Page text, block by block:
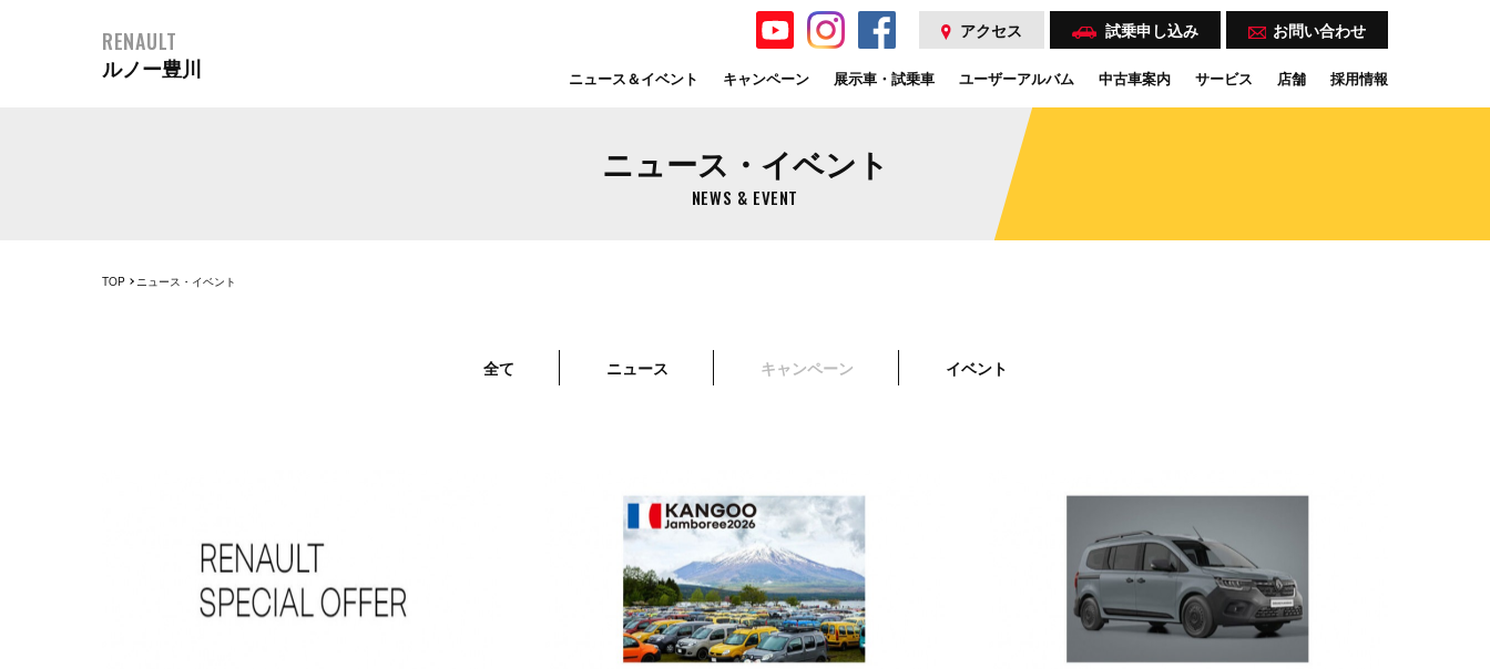
RENAULT
ルノー豊川
アクセス 試乗申し込み お問い合わせ
ニュース＆イベント キャンペーン 展示車・試乗車 ユーザーアルバム 中古車案内 サービス 店舗 採用情報
ニュース・イベント
NEWS & EVENT
TOP ニュース・イベント
全て ニュース キャンペーン イベント